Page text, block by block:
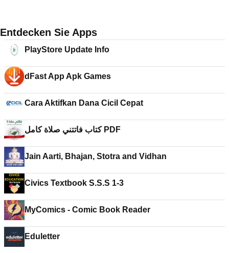
Entdecken Sie Apps
PlayStore Update Info
dFast App Apk Games
Cara Aktifkan Dana Cicil Cepat
كتاب فاتتني صلاة كامل PDF
Jain Aarti, Bhajan, Stotra and Vidhan
Civics Textbook S.S.S 1-3
MyComics - Comic Book Reader
Eduletter